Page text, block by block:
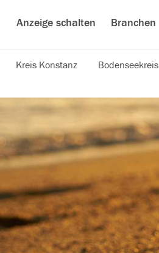
Anzeige schalten Branchen
Kreis Konstanz Bodenseekreis